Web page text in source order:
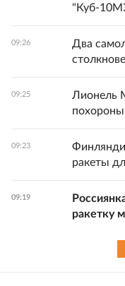
"Куб-
09:26
Два
09:25
Лионель
09:23
ракеты
09:19
ракетку